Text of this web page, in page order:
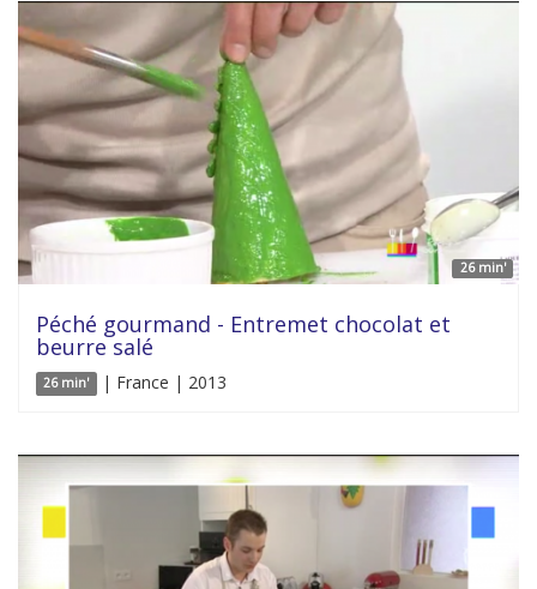
26 min'
Péché gourmand - Entremet chocolat et
beurre salé
26 min' | France | 2013